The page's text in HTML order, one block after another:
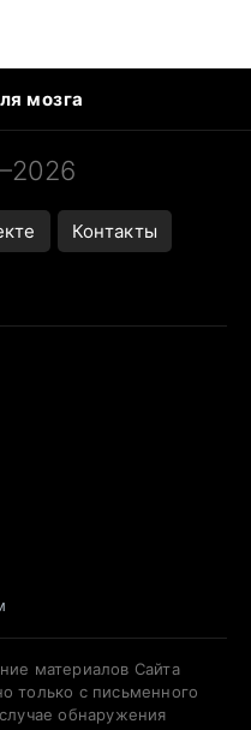
мозга
Контакты
материалов Сайта
только с письменного
обнаружения